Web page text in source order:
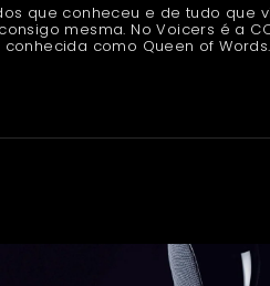
que conheceu e de tudo que
mesma. No Voicers é a
como Queen of Words.